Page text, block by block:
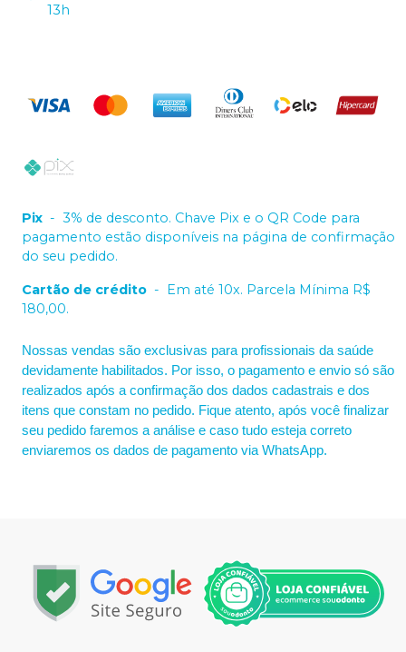
13h
Pix - 3% de desconto. Chave Pix e o QR Code para
pagamento estão disponíveis na página de confirmação
do seu pedido.
Cartão de crédito - Em até 10x. Parcela Mínima R$
180,00.
Nossas vendas são exclusivas para profissionais da saúde
devidamente habilitados. Por isso, o pagamento e envio só são
realizados após a confirmação dos dados cadastrais e dos
itens que constam no pedido. Fique atento, após você finalizar
seu pedido faremos a análise e caso tudo esteja correto
enviaremos os dados de pagamento via WhatsApp.